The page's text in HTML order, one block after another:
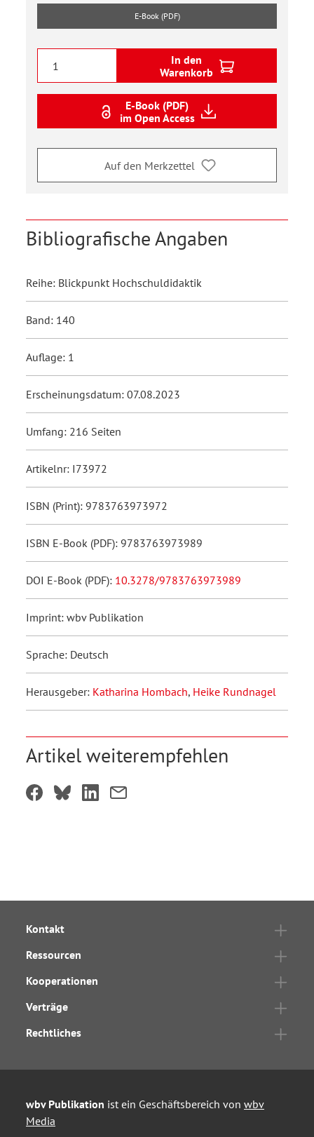
E-Book (PDF)
In den
Warenkorb
E-Book (PDF)
im Open Access
Auf den Merkzettel
Bibliografische Angaben
Reihe: Blickpunkt Hochschuldidaktik
Band: 140
Auflage: 1
Erscheinungsdatum: 07.08.2023
Umfang: 216 Seiten
Artikelnr: I73972
ISBN (Print): 9783763973972
ISBN E-Book (PDF): 9783763973989
DOI E-Book (PDF): 10.3278/9783763973989
Imprint: wbv Publikation
Sprache: Deutsch
Herausgeber: Katharina Hombach, Heike Rundnagel
Artikel weiterempfehlen
Kontakt
Ressourcen
Kooperationen
Verträge
Rechtliches
wbv Publikation ist ein Geschäftsbereich von wbv
Media